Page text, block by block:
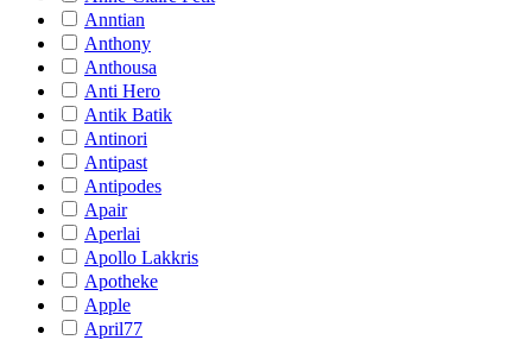
Anntian
Anthony
Anthousa
Anti Hero
Antik Batik
Antinori
Antipast
Antipodes
Apair
Aperlai
Apollo Lakkris
Apotheke
Apple
April77